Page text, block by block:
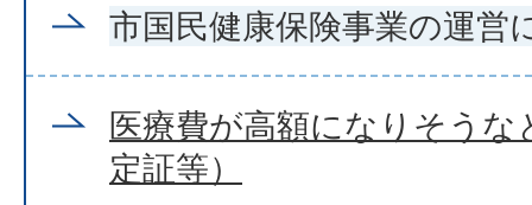
市国民健康保険事業の運営
医療費が高額になりそうな
定証等）